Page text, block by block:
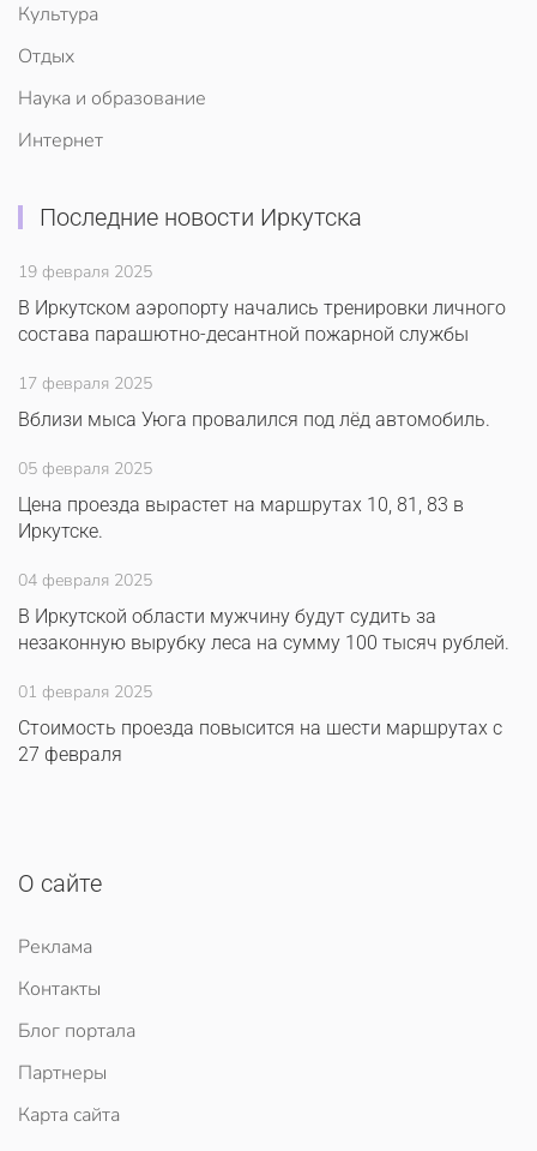
Культура
Отдых
Наука и образование
Интернет
Последние новости Иркутска
19 февраля 2025
В Иркутском аэропорту начались тренировки личного
состава парашютно-десантной пожарной службы
17 февраля 2025
Вблизи мыса Уюга провалился под лёд автомобиль.
05 февраля 2025
Цена проезда вырастет на маршрутах 10, 81, 83 в
Иркутске.
04 февраля 2025
В Иркутской области мужчину будут судить за
незаконную вырубку леса на сумму 100 тысяч рублей.
01 февраля 2025
Стоимость проезда повысится на шести маршрутах с
27 февраля
О сайте
Реклама
Контакты
Блог портала
Партнеры
Карта сайта